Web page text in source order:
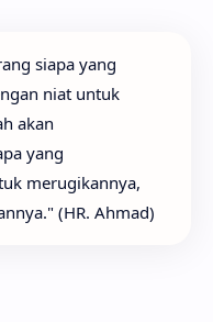
siapa yang
niat untuk
akan
yang
merugikannya,
(HR. Ahmad)